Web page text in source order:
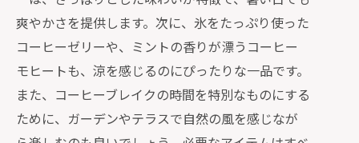
爽やかさを提供します。次に、氷をたっぷり使った
コーヒーゼリーや、ミントの香りが漂うコーヒー
モヒートも、涼を感じるのにぴったりな一品です。
また、コーヒーブレイクの時間を特別なものにする
ために、ガーデンやテラスで自然の風を感じなが